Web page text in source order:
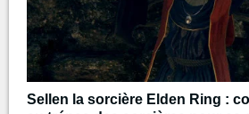
Sellen la sorcière Elden Ring :